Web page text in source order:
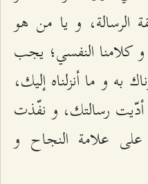
الرسالة، و يا من هو
و كلامنا النفسي؛ يجب
به و ما أنزلناه إليك،
رسالتك، و نفّذت
علامة النجاح و